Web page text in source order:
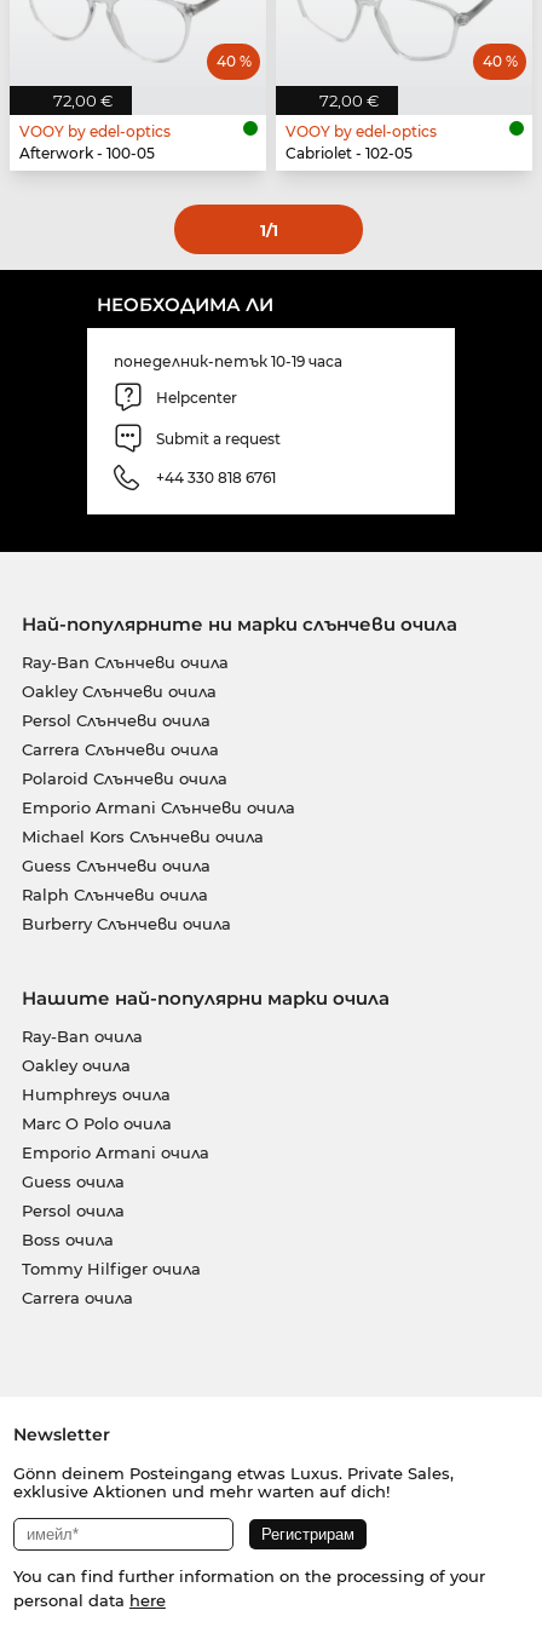
72,00 €
40 %
VOOY by edel-optics
Afterwork - 100-05
72,00 €
40 %
VOOY by edel-optics
Cabriolet - 102-05
1/1
НЕОБХОДИМА ЛИ
понеделник-петък 10-19 часа
Helpcenter
Submit a request
+44 330 818 6761
Най-популярните ни марки слънчеви очила
Ray-Ban Слънчеви очила
Oakley Слънчеви очила
Persol Слънчеви очила
Carrera Слънчеви очила
Polaroid Слънчеви очила
Emporio Armani Слънчеви очила
Michael Kors Слънчеви очила
Guess Слънчеви очила
Ralph Слънчеви очила
Burberry Слънчеви очила
Нашите най-популярни марки очила
Ray-Ban очила
Oakley очила
Humphreys очила
Marc O Polo очила
Emporio Armani очила
Guess очила
Persol очила
Boss очила
Tommy Hilfiger очила
Carrera очила
Newsletter
Gönn deinem Posteingang etwas Luxus. Private Sales,
exklusive Aktionen und mehr warten auf dich!
You can find further information on the processing of your
personal data here